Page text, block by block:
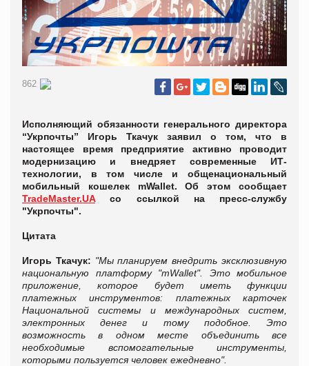
862
Исполняющий обязанности генерального директора
“Укрпочты” Игорь Ткачук заявил о том, что в
настоящее время предприятие активно проводит
модернизацию и внедряет современные ИТ-
технологии, в том числе и общенациональный
мобильный кошелек mWallet. Об этом сообщает
TradeMaster.UAсо ссылкой на пресс-службу
"Укрпочты".
Цитата
Игорь Ткачук: "Мы планируем внедрить эксклюзивную
национальную платформу "mWallet". Это мобильное
приложение, которое будет иметь функции
платежных инструментов: платежных карточек
Национальной системы и международных систем,
электронных денег и тому подобное. Это
возможность в одном месте объединить все
необходимые вспомогательные инструменты,
которыми пользуется человек ежедневно".